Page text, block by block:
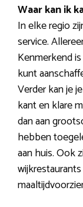
Waar kan ik
In elke regio
service.
Kenmerkend
kunt
Verder kan je
kant en klare
dan aan
hebben
aan huis. Ook